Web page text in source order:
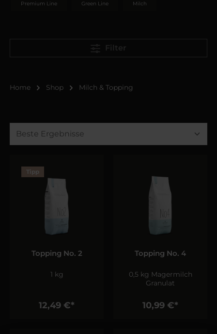
Premium Line Green Line Milch
Filter
Home Shop Milch & Topping
Tipp
Topping No. 2
1 kg
12,49 €*
Topping No. 4
0,5 kg Magermilch
Granulat
10,99 €*